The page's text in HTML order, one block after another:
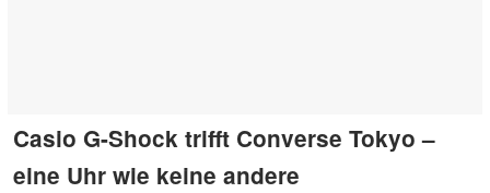
Casio G-Shock trifft Converse Tokyo –
eine Uhr wie keine andere